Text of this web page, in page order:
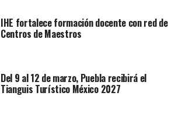
IHE fortalece formación docente con red de
Centros de Maestros
Del 9 al 12 de marzo, Puebla recibirá el
Tianguis Turístico México 2027